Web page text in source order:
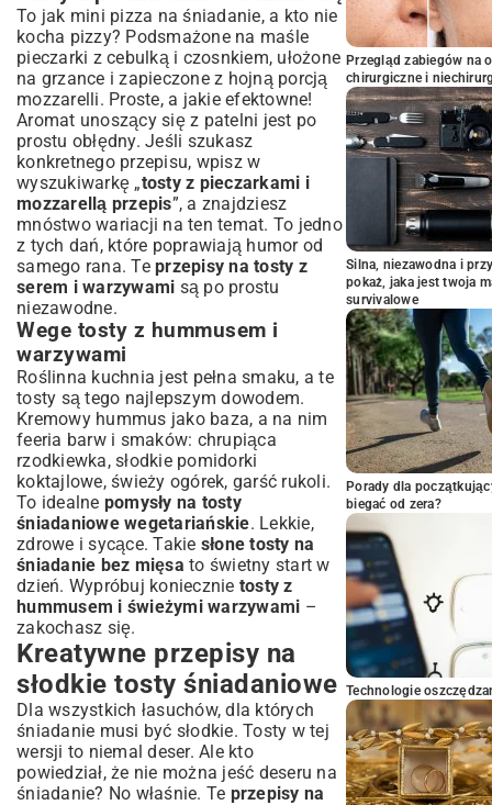
To jak mini pizza na śniadanie, a kto nie
kocha pizzy? Podsmażone na maśle
pieczarki z cebulką i czosnkiem, ułożone
na grzance i zapieczone z hojną porcją
mozzarelli. Proste, a jakie efektowne!
Aromat unoszący się z patelni jest po
prostu obłędny. Jeśli szukasz
konkretnego przepisu, wpisz w
wyszukiwarkę „tosty z pieczarkami i
mozzarellą przepis”, a znajdziesz
mnóstwo wariacji na ten temat. To jedno
z tych dań, które poprawiają humor od
samego rana. Te przepisy na tosty z
serem i warzywami są po prostu
niezawodne.
Wege tosty z hummusem i
warzywami
Roślinna kuchnia jest pełna smaku, a te
tosty są tego najlepszym dowodem.
Kremowy hummus jako baza, a na nim
feeria barw i smaków: chrupiąca
rzodkiewka, słodkie pomidorki
koktajlowe, świeży ogórek, garść rukoli.
To idealne pomysły na tosty
śniadaniowe wegetariańskie. Lekkie,
zdrowe i sycące. Takie słone tosty na
śniadanie bez mięsa to świetny start w
dzień. Wypróbuj koniecznie tosty z
hummusem i świeżymi warzywami –
zakochasz się.
Kreatywne przepisy na
słodkie tosty śniadaniowe
Dla wszystkich łasuchów, dla których
śniadanie musi być słodkie. Tosty w tej
wersji to niemal deser. Ale kto
powiedział, że nie można jeść deseru na
śniadanie? No właśnie. Te przepisy na
Przegląd zabiegów na
chirurgiczne i
Silna, niezawodna i
pokaż, jaka jest twoja
survivalowe
Porady dla
biegać od zera?
Technologie